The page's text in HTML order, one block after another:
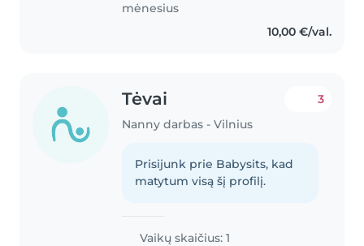
mėnesius
10,00 €/val.
Tėvai
Nanny darbas - Vilnius
3
Prisijunk prie Babysits, kad
matytum visą šį profilį.
Vaikų skaičius: 1